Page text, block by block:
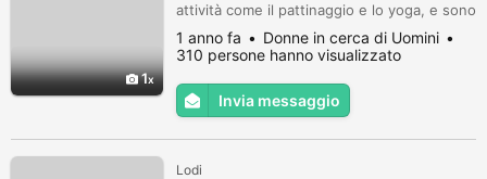
1
attività come il pattinaggio e lo yoga, e sono
molto affascinata dal mondo olistico. Credo
fermamente nell'importanza di mantenere
un equilibrio tra mente e corpo.
1 anno fa
Donne in cerca di Uomini
310 persone hanno visualizzato
Invia messaggio
Lodi